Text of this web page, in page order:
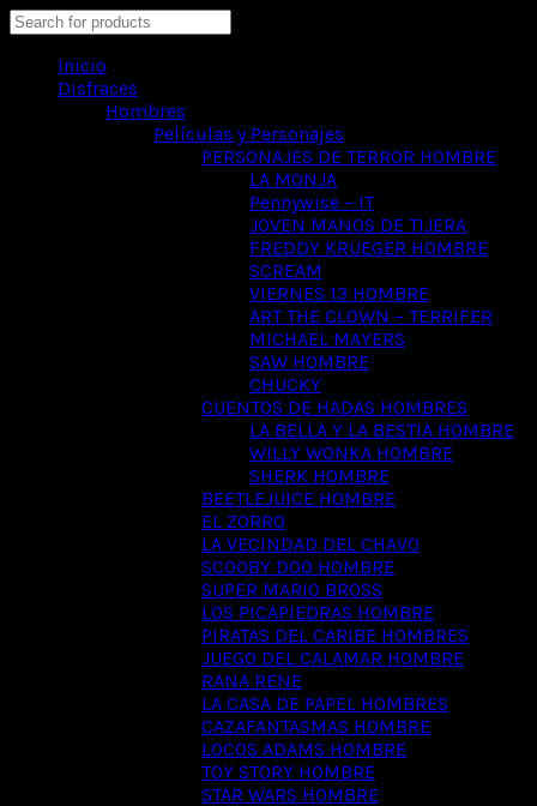
Inicio
Disfraces
Hombres
Películas y Personajes
PERSONAJES DE TERROR HOMBRE
LA MONJA
Pennywise – IT
JOVEN MANOS DE TIJERA
FREDDY KRUEGER HOMBRE
SCREAM
VIERNES 13 HOMBRE
ART THE CLOWN – TERRIFER
MICHAEL MAYERS
SAW HOMBRE
CHUCKY
CUENTOS DE HADAS HOMBRES
LA BELLA Y LA BESTIA HOMBRE
WILLY WONKA HOMBRE
SHERK HOMBRE
BEETLEJUICE HOMBRE
EL ZORRO
LA VECINDAD DEL CHAVO
SCOOBY DOO HOMBRE
SUPER MARIO BROSS
LOS PICAPIEDRAS HOMBRE
PIRATAS DEL CARIBE HOMBRES
JUEGO DEL CALAMAR HOMBRE
RANA RENE
LA CASA DE PAPEL HOMBRES
CAZAFANTASMAS HOMBRE
LOCOS ADAMS HOMBRE
TOY STORY HOMBRE
STAR WARS HOMBRE